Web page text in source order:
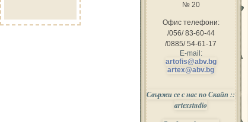
№ 20
Офис телефони:
/056/ 83-60-44
/0885/ 54-61-17
E-mail:
artofis@abv.bg
artex@abv.bg
Свържи се с нас по Скайп ::
artexstudio